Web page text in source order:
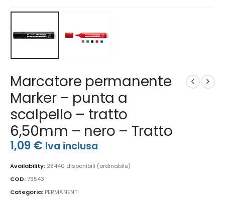
Marcatore permanente
Marker – punta a
scalpello – tratto
6,50mm – nero – Tratto
1,09€ Iva inclusa
Availability: 28440 disponibili (ordinabile)
COD:73543
Categoria: PERMANENTI